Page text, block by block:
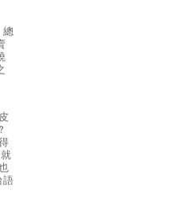
總
語